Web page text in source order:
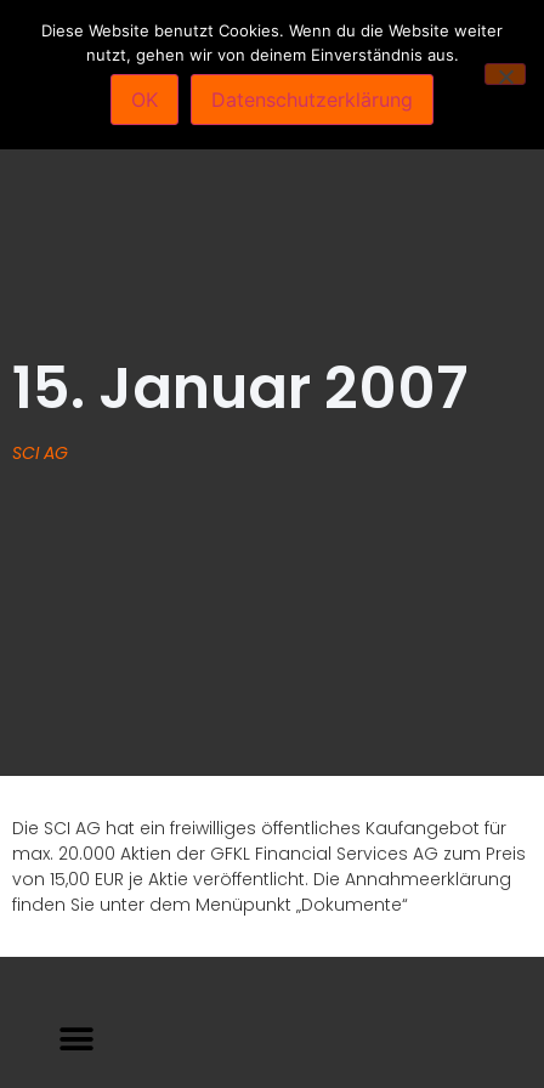
15. Januar 2007
SCI AG
Die SCI AG hat ein freiwilliges öffentliches Kaufangebot für
max. 20.000 Aktien der GFKL Financial Services AG zum Preis
von 15,00 EUR je Aktie veröffentlicht. Die Annahmeerklärung
finden Sie unter dem Menüpunkt „Dokumente“
Diese Website benutzt Cookies. Wenn du die Website weiter
nutzt, gehen wir von deinem Einverständnis aus.
OK Datenschutzerklärung